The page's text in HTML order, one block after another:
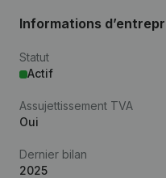
Informations
Statut
Actif
Assujettissement TVA
Oui
Dernier bilan
2025